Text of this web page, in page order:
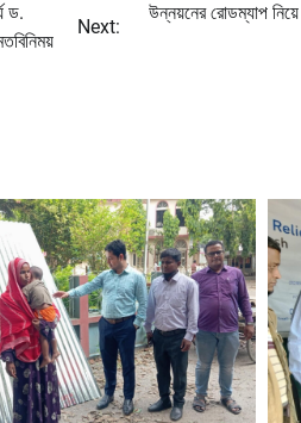
ড.
Next:
উন্নয়নের রোডম্যাপ